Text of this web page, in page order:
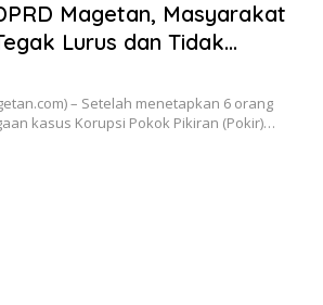
Magetan, Masyarakat
Lurus dan Tidak
– Setelah menetapkan 6 orang
kasus Korupsi Pokok Pikiran (Pokir)…